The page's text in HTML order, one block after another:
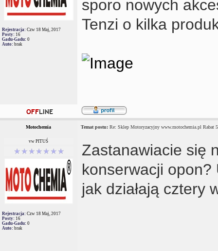
Rejestracja: Czw 18 Maj, 2017
Posty: 16
Gadu-Gadu: 0
Auto: brak
sporo nowych
Tenzi o kilka
Motochemia Temat postu: Re: Sklep Motoryzacyjny www.motochemia.pl Rabat
vw PITUŚ
Rejestracja: Czw 18 Maj, 2017
Posty: 16
Gadu-Gadu: 0
Auto: brak
Zastanawiacie się
konserwacji opon?
jak działają cztery